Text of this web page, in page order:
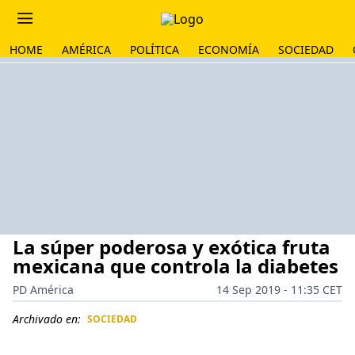
HOME AMÉRICA POLÍTICA ECONOMÍA SOCIEDAD
La súper poderosa y exótica fruta
mexicana que controla la diabetes
PD América
14 Sep 2019 - 11:35 CET
Archivado en: SOCIEDAD